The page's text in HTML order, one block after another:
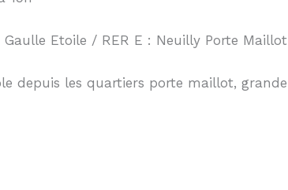
Etoile / RER E : Neuilly Porte Maillot
depuis les quartiers porte maillot, grande